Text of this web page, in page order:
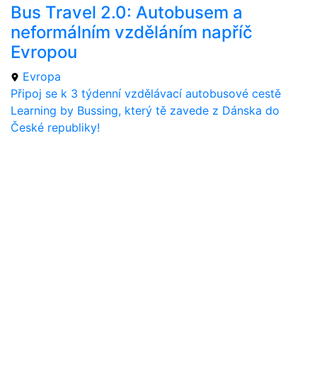
Bus Travel 2.0: Autobusem a
neformálním vzděláním napříč
Evropou
Evropa
Připoj se k 3 týdenní vzdělávací autobusové cestě
Learning by Bussing, který tě zavede z Dánska do
České republiky!